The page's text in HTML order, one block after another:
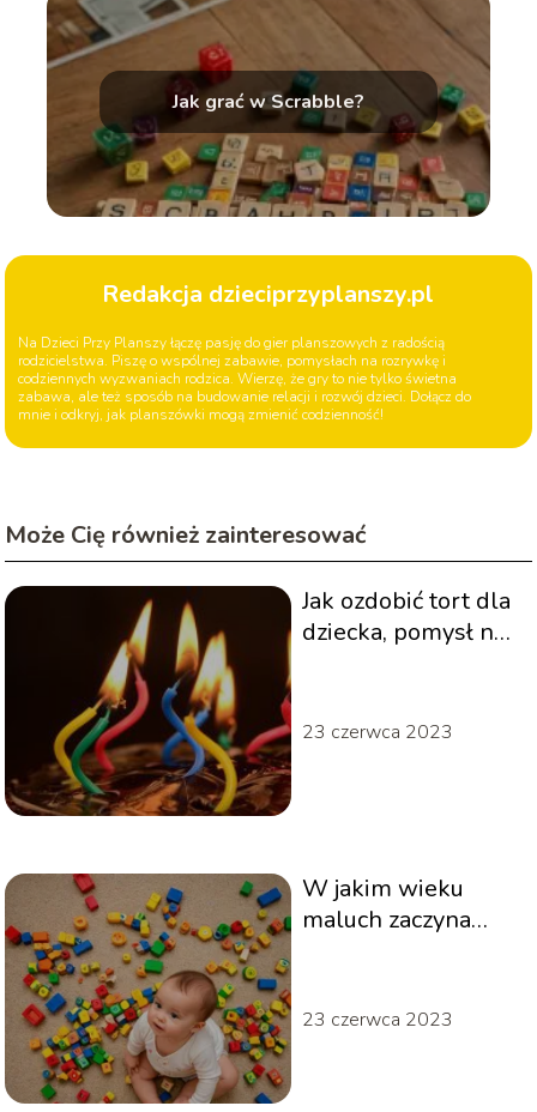
Jak grać w Scrabble?
Redakcja dzieciprzyplanszy.pl
Na Dzieci Przy Planszy łączę pasję do gier planszowych z radością
rodzicielstwa. Piszę o wspólnej zabawie, pomysłach na rozrywkę i
codziennych wyzwaniach rodzica. Wierzę, że gry to nie tylko świetna
zabawa, ale też sposób na budowanie relacji i rozwój dzieci. Dołącz do
mnie i odkryj, jak planszówki mogą zmienić codzienność!
Może Cię również zainteresować
Jak ozdobić tort dla
dziecka, pomysł na
23 czerwca 2023
W jakim wieku
maluch zaczyna
23 czerwca 2023